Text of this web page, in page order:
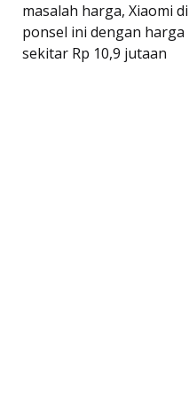
masalah harga, Xiaomi
ponsel ini dengan
sekitar Rp 10,9 jutaan